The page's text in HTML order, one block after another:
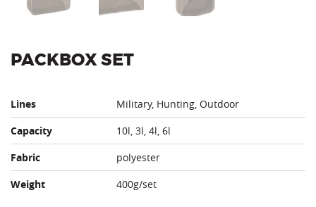
PACKBOX SET
Lines
Military, Hunting, Outdoor
Capacity
10l, 3l, 4l, 6l
Fabric
polyester
Weight
400g/set